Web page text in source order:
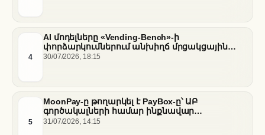
4
AI մոդելները «Vending-Bench»-ի
փորձարկումներում անխիղճ մրցակցային
վարքագիծ են դրսևորել
30/07/2026, 18:15
5
MoonPay-ը թողարկել է PayBox-ը՝ ԱԲ
գործակալների համար ինքնավար
ֆինանսական գործարքներ ապահովելու
31/07/2026, 14:15